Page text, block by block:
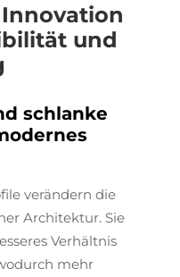
und
schlanke
verändern die
Architektur. Sie
Verhältnis
mehr